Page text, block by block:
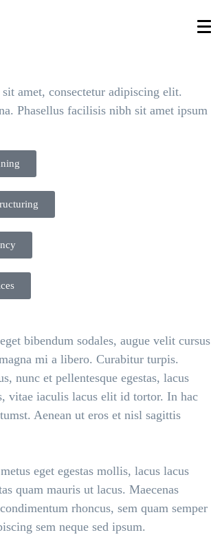
and
amet, consectetur adipiscing elit.
Phasellus facilisis nibh sit amet ipsum
bibendum sodales, augue velit cursus
mi a libero. Curabitur turpis.
nunc et pellentesque egestas, lacus
vitae iaculis lacus elit id tortor. In hac
Aenean ut eros et nisl sagittis
eget egestas mollis, lacus lacus
quam mauris ut lacus. Maecenas
rhoncus, sem quam semper
sem neque sed ipsum.